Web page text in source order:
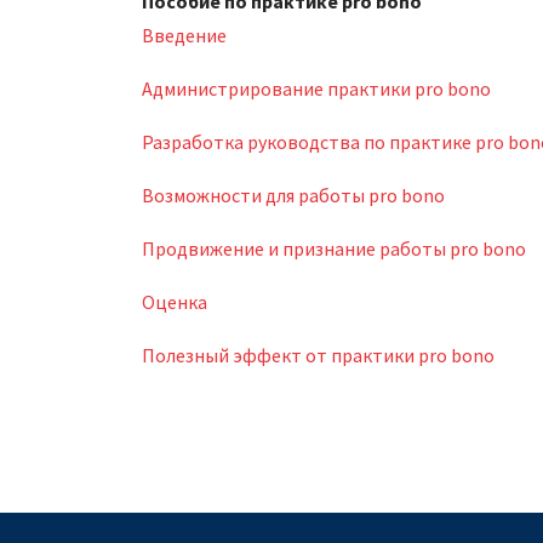
Введение
Администрирование практики pro bono
Разработка руководства по практике pro
Возможности для работы pro bono
Продвижение и признание работы pro bono
Оценка
Полезный эффект от практики pro bono